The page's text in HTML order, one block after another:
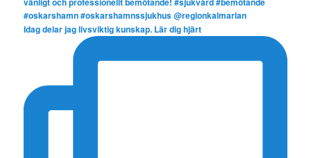
Idag delar jag livsviktig kunskap. Lär dig hjärt